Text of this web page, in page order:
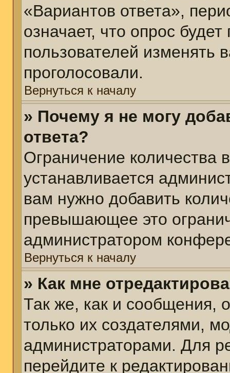
«Вариантов ответа»,
означает, что опрос
пользователей изменять
проголосовали.
Вернуться к началу
» Почему я не могу
ответа?
Ограничение количества
устанавливается
вам нужно добавить
превышающее это
администратором
Вернуться к началу
» Как мне
Так же, как и сообщения,
только их создателями,
администраторами. Для
перейдите к